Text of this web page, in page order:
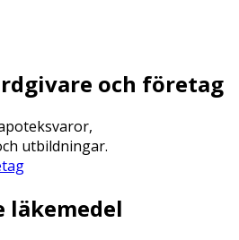
och företag
utbildningar.
läkemedel